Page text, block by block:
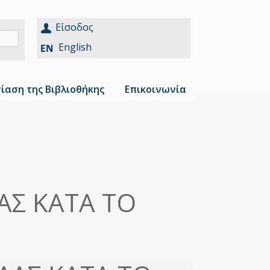
Είσοδος
English
της Βιβλιοθήκης Επικοινωνία
ΚΑΤΑ ΤΟ